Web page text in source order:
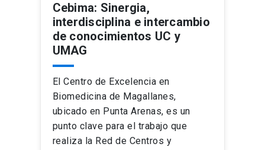
Cebima: Sinergia,
interdisciplina e intercambio
de conocimientos UC y
UMAG
El Centro de Excelencia en
Biomedicina de Magallanes,
ubicado en Punta Arenas, es un
punto clave para el trabajo que
realiza la Red de Centros y